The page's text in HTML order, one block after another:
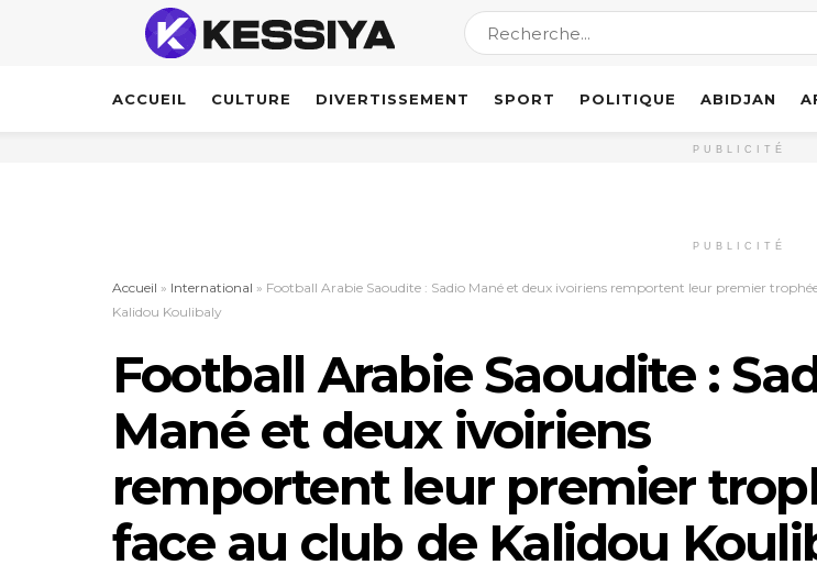
ACCUEIL CULTURE DIVERTISSEMENT SPORT POLITIQUE ABIDJAN
PUBLICITÉ
PUBLICITÉ
Accueil » International » Football Arabie Saoudite : Sadio Mané et deux ivoiriens remportent leur premier
Kalidou Koulibaly
Football Arabie Saoudite :
Mané et deux ivoiriens
remportent leur premier
face au club de Kalidou